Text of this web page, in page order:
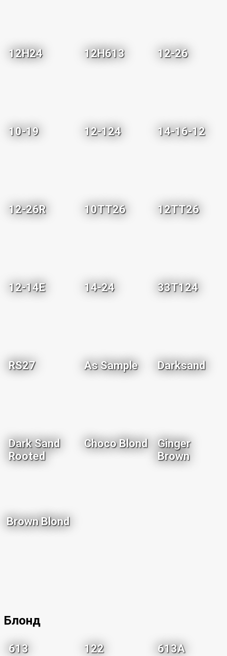
12H24 12H613 12-26
10-19 12-124 14-16-12
12-26R 10TT26 12TT26
12-14E 14-24 33T124
RS27 As Sample Darksand
Dark Sand
Rooted
Choco Blond
Ginger
Brown
Brown Blond
Блонд
613 122 613A